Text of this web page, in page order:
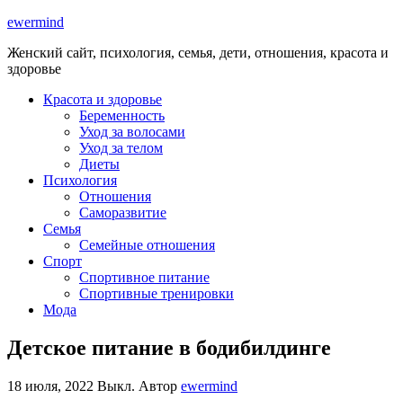
ewermind
Женский сайт, психология, семья, дети, отношения, красота и
здоровье
Красота и здоровье
Беременность
Уход за волосами
Уход за телом
Диеты
Психология
Отношения
Саморазвитие
Семья
Семейные отношения
Спорт
Спортивное питание
Спортивные тренировки
Мода
Детское питание в бодибилдинге
18 июля, 2022 Выкл. Автор ewermind